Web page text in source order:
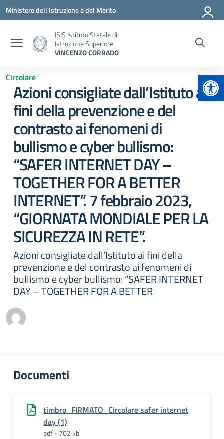
Vai ai contenuti
Vai al menu di navigazione
Vai al footer
Ministero dell'Istruzione e del Merito
ISIS Istituto Statale di
Istruzione Superiore
VINCENZO CORRADO
Circolare
Azioni consigliate dall’Istituto ai
fini della prevenzione e del
contrasto ai fenomeni di
bullismo e cyber bullismo:
“SAFER INTERNET DAY –
TOGETHER FOR A BETTER
INTERNET”. 7 febbraio 2023,
“GIORNATA MONDIALE PER LA
SICUREZZA IN RETE”.
Azioni consigliate dall’Istituto ai fini della
prevenzione e del contrasto ai fenomeni di
bullismo e cyber bullismo: “SAFER INTERNET
DAY – TOGETHER FOR A BETTER
Documenti
timbro_FIRMATO_Circolare safer internet
day (1)
pdf - 702 kb